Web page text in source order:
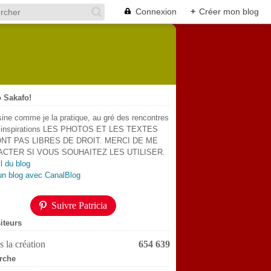
Connexion + Créer mon blog
Sakafo!
comme je la pratique, au gré des rencontres
LES PHOTOS ET LES TEXTES
PAS LIBRES DE DROIT. MERCI DE ME
SI VOUS SOUHAITEZ LES UTILISER.
du blog
blog avec CanalBlog
Suivre Patricia
la création 654 639